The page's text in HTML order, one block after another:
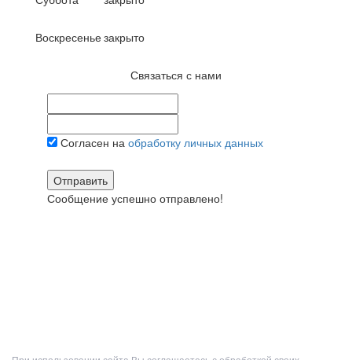
Воскресеньезакрыто
Связаться с нами
Согласен на обработку личных данных
Отправить
Сообщение успешно отправлено!